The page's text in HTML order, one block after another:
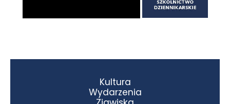
Kultura
Wydarzenia